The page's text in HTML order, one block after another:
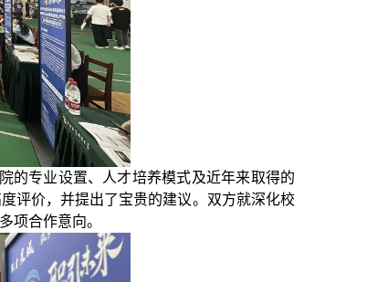
的专业设置、人才培养模式及近年来取得的
评价，并提出了宝贵的建议。双方就深化校
项合作意向。